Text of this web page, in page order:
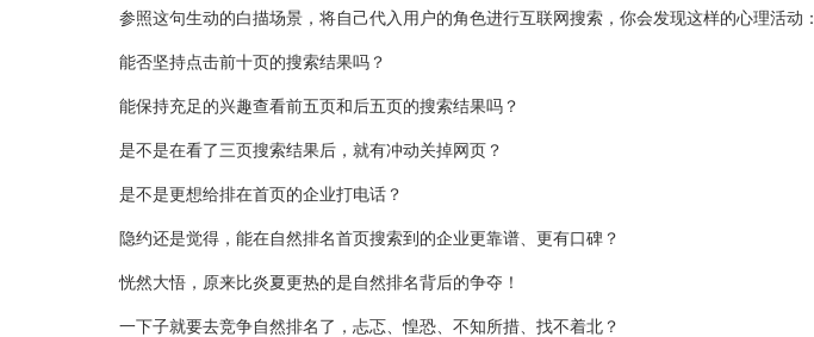
参照这句生动的白描场景，将自己代入用户的角色进行互联网搜索，你会发现这样的心理活动：
能否坚持点击前十页的搜索结果吗？
能保持充足的兴趣查看前五页和后五页的搜索结果吗？
是不是在看了三页搜索结果后，就有冲动关掉网页？
是不是更想给排在首页的企业打电话？
隐约还是觉得，能在自然排名首页搜索到的企业更靠谱、更有口碑？
恍然大悟，原来比炎夏更热的是自然排名背后的争夺！
一下子就要去竞争自然排名了，忐忑、惶恐、不知所措、找不着北？